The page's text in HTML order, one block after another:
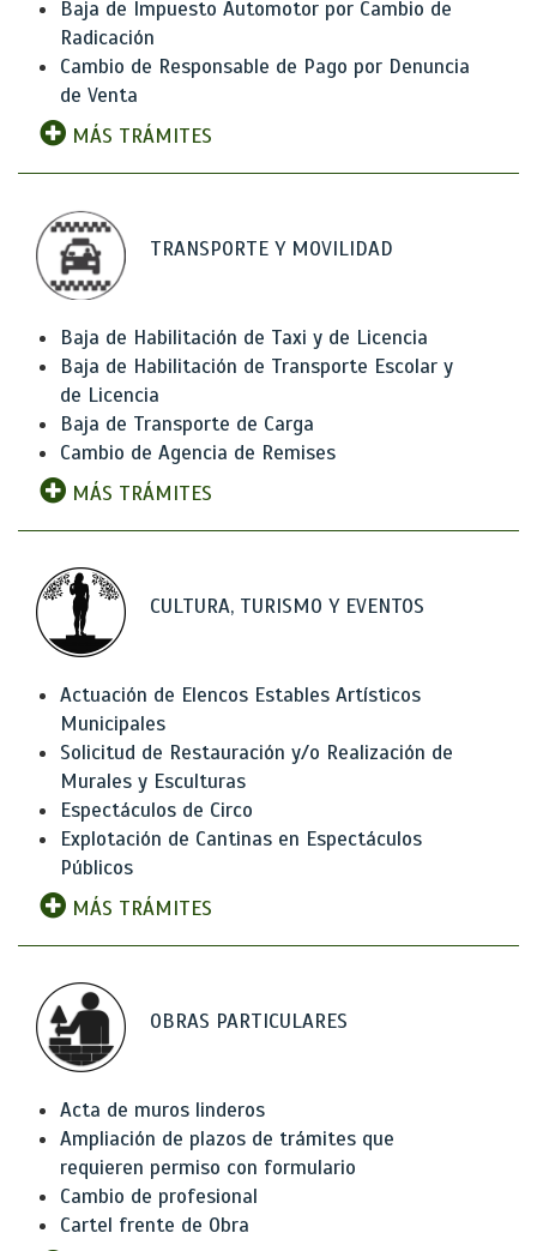
Baja de Impuesto Automotor por Cambio de
Radicación
Cambio de Responsable de Pago por Denuncia
de Venta
MÁS TRÁMITES
TRANSPORTE Y MOVILIDAD
Baja de Habilitación de Taxi y de Licencia
Baja de Habilitación de Transporte Escolar y
de Licencia
Baja de Transporte de Carga
Cambio de Agencia de Remises
MÁS TRÁMITES
CULTURA, TURISMO Y EVENTOS
Actuación de Elencos Estables Artísticos
Municipales
Solicitud de Restauración y/o Realización de
Murales y Esculturas
Espectáculos de Circo
Explotación de Cantinas en Espectáculos
Públicos
MÁS TRÁMITES
OBRAS PARTICULARES
Acta de muros linderos
Ampliación de plazos de trámites que
requieren permiso con formulario
Cambio de profesional
Cartel frente de Obra